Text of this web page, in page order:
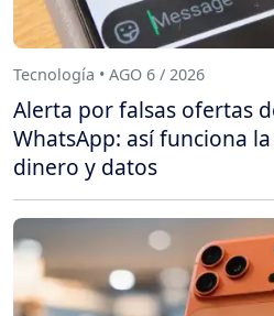
Tecnología • AGO 6 / 2026
Alerta por falsas ofertas
WhatsApp: así funciona
dinero y datos